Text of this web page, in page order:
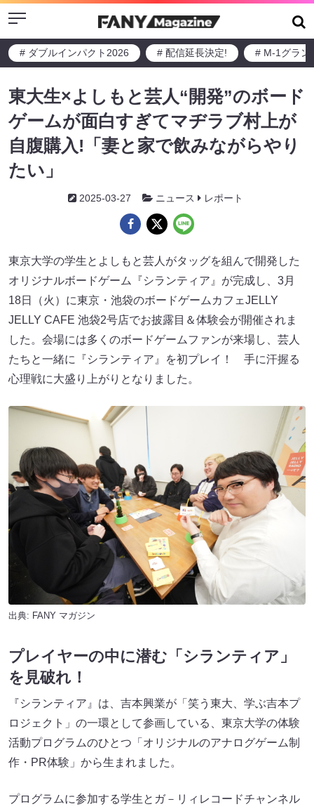
Menu
# ダブルインパクト2026 # 配信延長決定! # M-1グラン
東大生×よしもと芸人“開発”のボード
ゲームが面白すぎてマヂラブ村上が
自腹購入!「妻と家で飲みながらやり
たい」
2025-03-27 ニュース レポート
東京大学の学生とよしもと芸人がタッグを組んで開発した
オリジナルボードゲーム『シランティア』が完成し、3月
18日（火）に東京・池袋のボードゲームカフェJELLY
JELLY CAFE 池袋2号店でお披露目＆体験会が開催されま
した。会場には多くのボードゲームファンが来場し、芸人
たちと一緒に『シランティア』を初プレイ！ 手に汗握る
心理戦に大盛り上がりとなりました。
出典: FANY マガジン
プレイヤーの中に潜む「シランティア」
を見破れ！
『シランティア』は、吉本興業が「笑う東大、学ぶ吉本プ
ロジェクト」の一環として参画している、東京大学の体験
活動プログラムのひとつ「オリジナルのアナログゲーム制
作・PR体験」から生まれました。
プログラムに参加する学生とガ－リィレコードチャンネル